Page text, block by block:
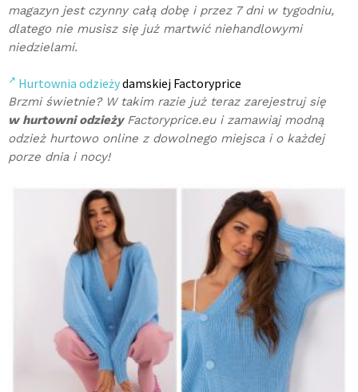
magazyn jest czynny całą dobę i przez 7 dni w tygodniu,
dlatego nie musisz się już martwić niehandlowymi
niedzielami.
Hurtownia odzieżydamskiej Factoryprice
Brzmi świetnie? W takim razie już teraz zarejestruj się
w hurtowni odzieżyFactoryprice.eu i zamawiaj modną
odzież hurtowo online z dowolnego miejsca i o każdej
porze dnia i nocy!